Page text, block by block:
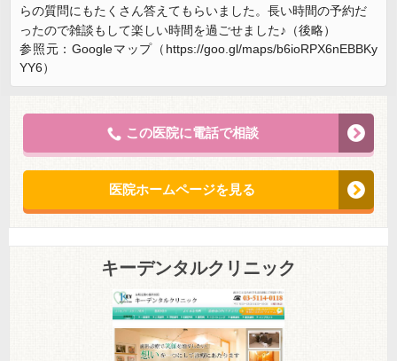
らの質問にもたくさん答えてもらいました。長い時間の予約だ
ったので雑談もして楽しい時間を過ごせました♪（後略）
参照元：Googleマップ（https://goo.gl/maps/b6ioRPX6nEBBKy
YY6）
この医院に電話で相談
医院ホームページを見る
キーデンタルクリニック